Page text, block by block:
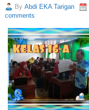
By Abdi EKA Tarigan
comments